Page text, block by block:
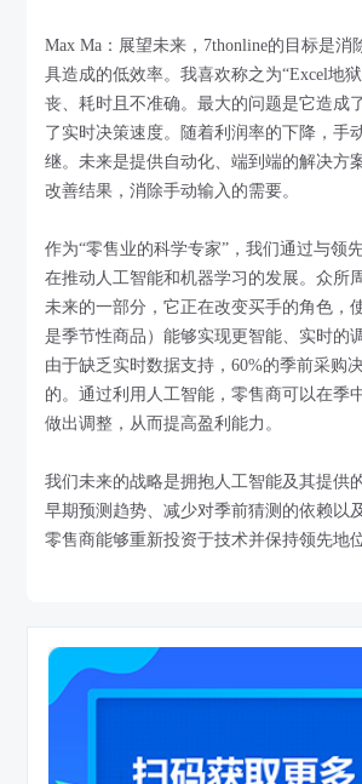
Max Ma：展望未来，7thonline的目标是消
具造成的低效率。我喜欢称之为“Excel地
丧、耗时且不准确。最大的问题是它造成
了实时决策速度。随着利润率的下降，手
继。未来是提供自动化、端到端的解决方
改善结果，消除手动输入的需要。
作为“零售业的科学专家”，我们通过与领
在推动人工智能和机器学习的发展。众所
未来的一部分，它正在改变买手的角色，
是季节性商品）能够实现更智能、实时的
由于缺乏实时数据支持，60%的季前采购
的。通过利用人工智能，零售商可以在季
做出调整，从而提高盈利能力。
我们未来的战略是拥抱人工智能及其提供
早期预测趋势、减少对季前猜测的依赖以
零售商能够重新投资于技术并保持领先地位